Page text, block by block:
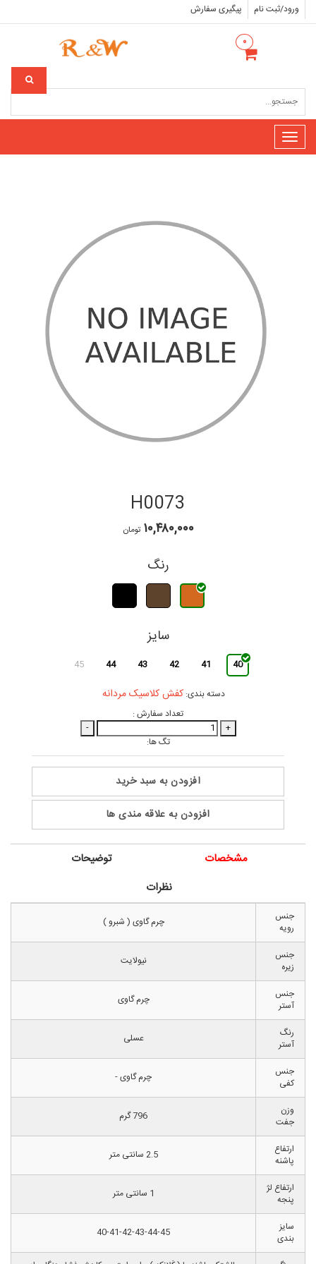
ورود/ثبت نام پیگیری سفارش
۰
Toggle
navigation
H0073
۱۰,۴۸۰,۰۰۰ تومان
رنگ
سایز
40
41
42
43
44
45
دسته بندی:کفش کلاسیک مردانه
تعداد سفارش :
+
-
تگ ها:
افزودن به سبد خرید
افزودن به علاقه مندی ها
مشخصات
توضیحات
نظرات
جنس
رویه
چرم گاوی ( شبرو )
جنس
زیره
نیولایت
جنس
آستر
چرم گاوی
رنگ
آستر
عسلی
جنس
کفی
چرم گاوی -
وزن
جفت
796 گرم
ارتفاع
پاشنه
2.5 سانتی متر
ارتفاع لژ
پنجه
1 سانتی متر
سایز
بندی
40-41-42-43-44-45